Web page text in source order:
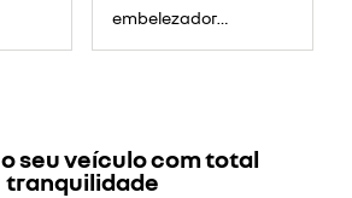
embelezador
seu veículo com total
tranquilidade